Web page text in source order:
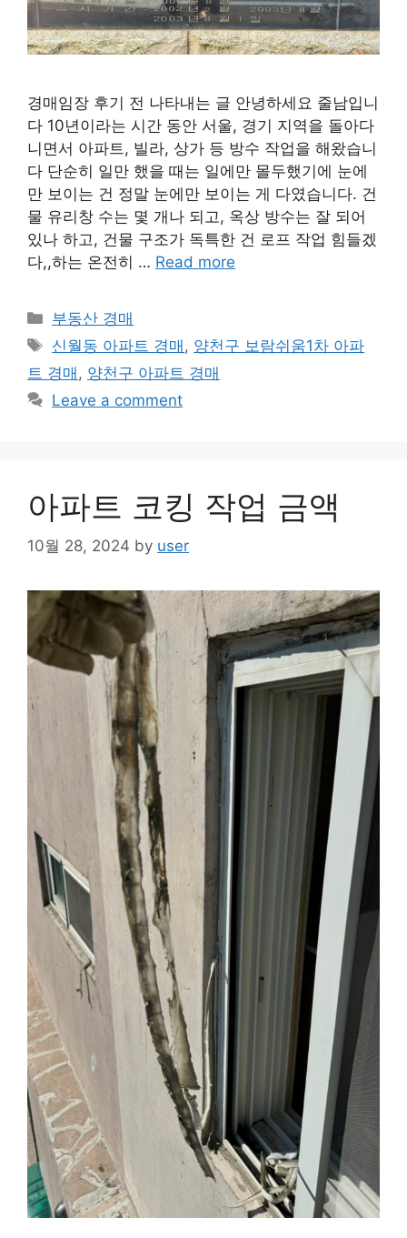
경매임장 후기 전 나타내는 글 안녕하세요 줄남입니
다 10년이라는 시간 동안 서울, 경기 지역을 돌아다
니면서 아파트, 빌라, 상가 등 방수 작업을 해왔습니
다 단순히 일만 했을 때는 일에만 몰두했기에 눈에
만 보이는 건 정말 눈에만 보이는 게 다였습니다. 건
물 유리창 수는 몇 개나 되고, 옥상 방수는 잘 되어
있나 하고, 건물 구조가 독특한 건 로프 작업 힘들겠
다,,하는 온전히 … Read more
Categories
부동산 경매
Tags
신월동 아파트 경매 , 양천구 보람쉬움1차 아파
트 경매 , 양천구 아파트 경매
Leave a comment
아파트 코킹 작업 금액
10월 28, 2024 by user